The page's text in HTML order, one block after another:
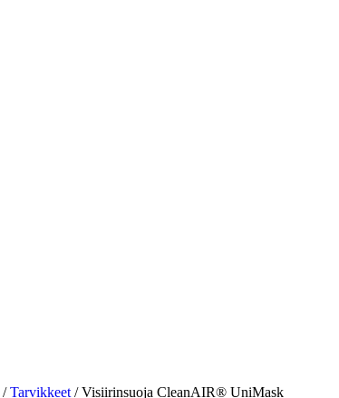
/Tarvikkeet /Visiirinsuoja CleanAIR® UniMask